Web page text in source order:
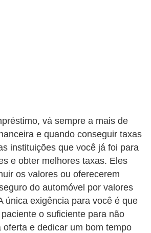
vá sempre a mais de
e quando conseguir taxas
instituições que você já foi para
e obter melhores taxas. Eles
os valores ou oferecerem
do automóvel por valores
única exigência para você é que
o suficiente para não
oferta e dedicar um bom tempo